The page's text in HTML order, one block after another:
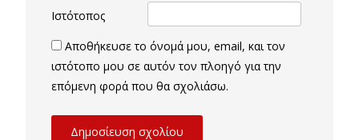
Ιστότοπος
Αποθήκευσε το όνομά μου, email, και τον
ιστότοπο μου σε αυτόν τον πλοηγό για την
επόμενη φορά που θα σχολιάσω.